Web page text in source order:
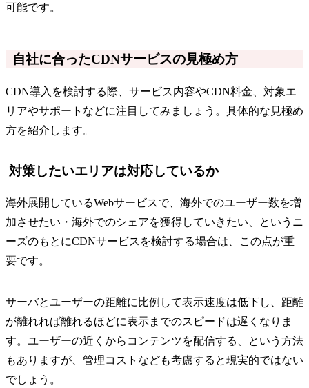
可能です。
自社に合ったCDNサービスの見極め方
CDN導入を検討する際、サービス内容やCDN料金、対象エ
リアやサポートなどに注目してみましょう。具体的な見極め
方を紹介します。
対策したいエリアは対応しているか
海外展開しているWebサービスで、海外でのユーザー数を増
加させたい・海外でのシェアを獲得していきたい、というニ
ーズのもとにCDNサービスを検討する場合は、この点が重
要です。
サーバとユーザーの距離に比例して表示速度は低下し、距離
が離れれば離れるほどに表示までのスピードは遅くなりま
す。ユーザーの近くからコンテンツを配信する、という方法
もありますが、管理コストなども考慮すると現実的ではない
でしょう。